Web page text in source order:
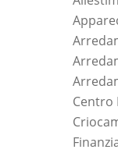
Centro